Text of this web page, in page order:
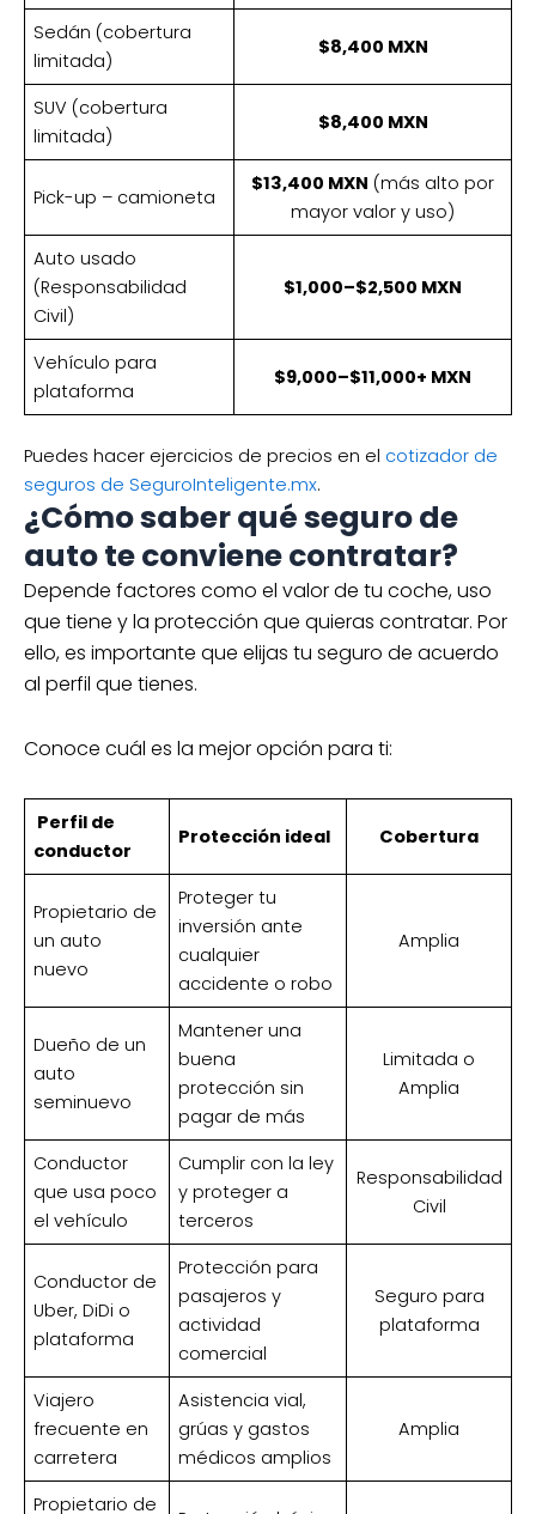
Sedán (cobertura
limitada)
$8,400 MXN
SUV (cobertura
limitada)
$8,400 MXN
Pick-up – camioneta
$13,400 MXN (más alto por
mayor valor y uso)
Auto usado
(Responsabilidad
Civil)
$1,000–$2,500 MXN
Vehículo para
plataforma
$9,000–$11,000+ MXN
Puedes hacer ejercicios de precios en el cotizador de
seguros de SeguroInteligente.mx.
¿Cómo saber qué seguro de
auto te conviene contratar?
Depende factores como el valor de tu coche, uso
que tiene y la protección que quieras contratar. Por
ello, es importante que elijas tu seguro de acuerdo
al perfil que tienes.
Conoce cuál es la mejor opción para ti:
Perfil de
conductor
Protección ideal Cobertura
Propietario de
un auto
nuevo
Proteger tu
inversión ante
cualquier
accidente o robo
Amplia
Dueño de un
auto
seminuevo
Mantener una
buena
protección sin
pagar de más
Limitada o
Amplia
Conductor
que usa poco
el vehículo
Cumplir con la ley
y proteger a
terceros
Responsabilidad
Civil
Conductor de
Uber, DiDi o
plataforma
Protección para
pasajeros y
actividad
comercial
Seguro para
plataforma
Viajero
frecuente en
carretera
Asistencia vial,
grúas y gastos
médicos amplios
Amplia
Propietario de